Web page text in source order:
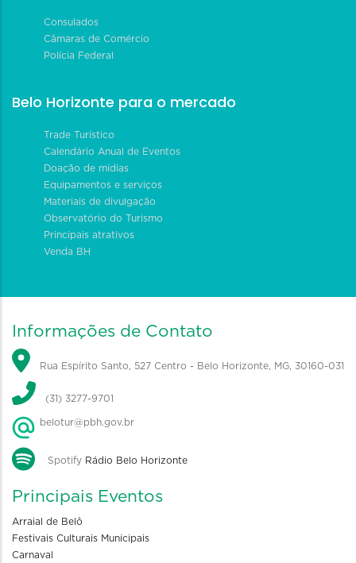
Consulados
Câmaras de Comércio
Polícia Federal
Belo Horizonte para o mercado
Trade Turístico
Calendário Anual de Eventos
Doação de mídias
Equipamentos e serviços
Materiais de divulgação
Observatório do Turismo
Principais atrativos
Venda BH
Informações de Contato
Rua Espírito Santo, 527 Centro - Belo Horizonte, MG, 30160-031
(31) 3277-9701
belotur@pbh.gov.br
Spotify Rádio Belo Horizonte
Principais Eventos
Arraial de Belô
Festivais Culturais Municipais
Carnaval